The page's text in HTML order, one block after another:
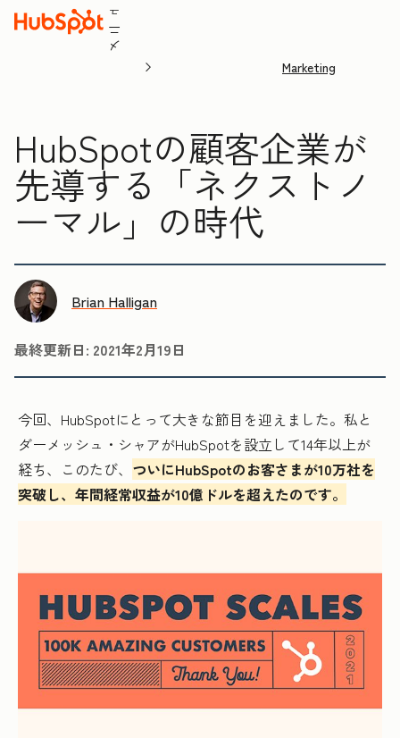
メ
ニ
ュ
Marketing
HubSpotの顧客企業が
先導する「ネクストノ
ーマル」の時代
Brian Halligan
最終更新日: 2021年2月19日
今回、HubSpotにとって大きな節目を迎えました。私と
ダーメッシュ・シャアがHubSpotを設立して14年以上が
経ち、このたび、 ついにHubSpotのお客さまが10万社を
突破し、年間経常収益が10億ドルを超えたのです。